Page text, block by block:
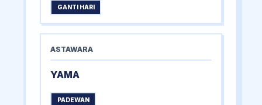
GANTI HARI
ASTAWARA
YAMA
PADEWAN